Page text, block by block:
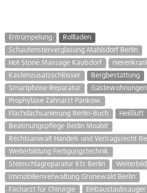
Entrümpelung
Rollladen
Schaufensterverglasung Mahlsdorf Berlin
Hot Stone Massage Kaulsdorf
Kastenzusatzschlösser
Bergbestattung
Smartphone Reparatur
Gästewohnungen
Prophylaxe Zahnarzt Pankow
Flachdachsanierung Berlin-Buch
Heißluft
Beatmungspflege Berlin Moabit
Rechtsanwalt Handels und Vertragsrecht
Weiterbildung Fertigungstechnik
Steinschlagreparatur Kfz Berlin
Immobilienverwaltung Grunewald Berlin
Facharzt für Chirurgie